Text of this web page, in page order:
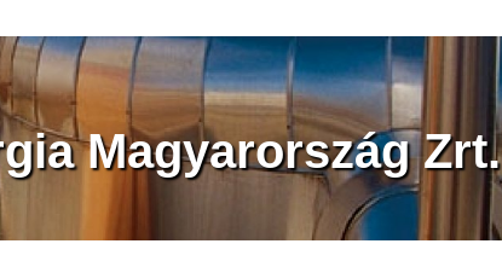
Magyarország Zrt.